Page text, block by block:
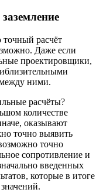
точный расчёт
Даже если
проектировщики,
ними.
расчёты?
количестве
оказывают
точно выявить
точно
сопротивление и
введенных
которые в итоге